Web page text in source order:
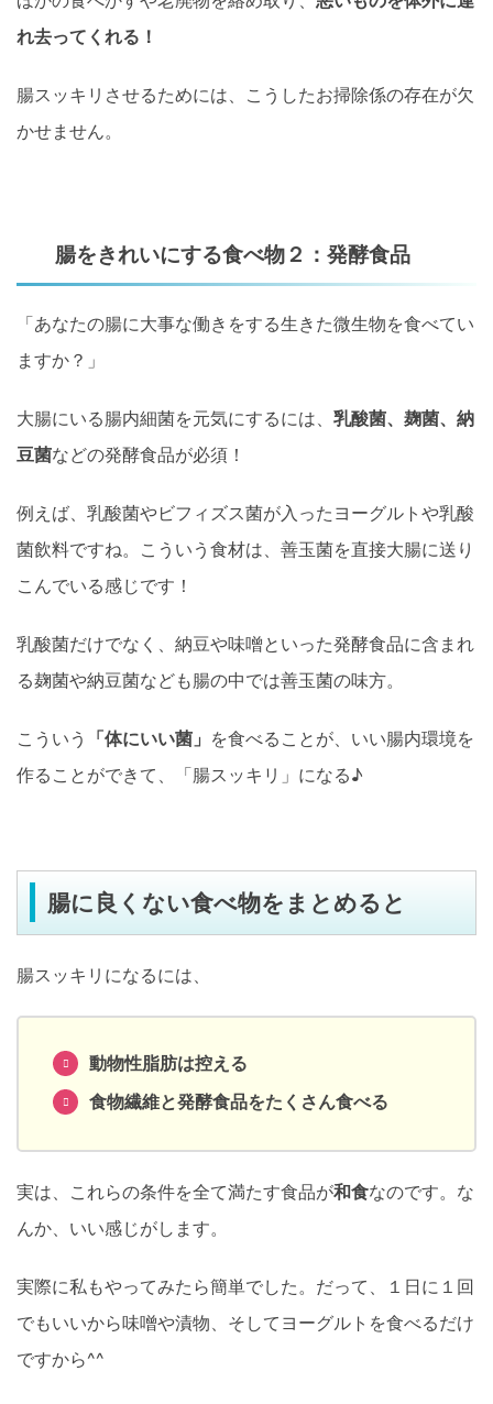
れ去ってくれる！
腸スッキリさせるためには、こうしたお掃除係の存在が欠
かせません。
腸をきれいにする食べ物２：発酵食品
「あなたの腸に大事な働きをする生きた微生物を食べてい
ますか？」
大腸にいる腸内細菌を元気にするには、 乳酸菌、麹菌、納
豆菌などの発酵食品が必須！
例えば、乳酸菌やビフィズス菌が入ったヨーグルトや乳酸
菌飲料ですね。こういう食材は、善玉菌を直接大腸に送り
こんでいる感じです！
乳酸菌だけでなく、納豆や味噌といった発酵食品に含まれ
る麹菌や納豆菌なども腸の中では善玉菌の味方。
こういう 「体にいい菌」 を食べることが、いい腸内環境を
作ることができて、「腸スッキリ」になる♪
腸に良くない食べ物をまとめると
腸スッキリになるには、
動物性脂肪は控える
食物繊維と発酵食品をたくさん食べる
実は、これらの条件を全て満たす食品が和食なのです。な
んか、いい感じがします。
実際に私もやってみたら簡単でした。だって、１日に１回
でもいいから味噌や漬物、そしてヨーグルトを食べるだけ
ですから^^